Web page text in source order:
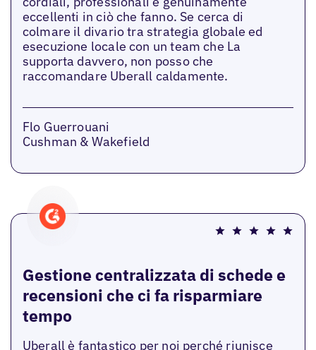
eccellenti in ciò che fanno. Se cerca di
colmare il divario tra strategia globale ed
esecuzione locale con un team che La
supporta davvero, non posso che
raccomandare Uberall caldamente.
Flo Guerrouani
Cushman & Wakefield
Gestione centralizzata di schede e
recensioni che ci fa risparmiare
tempo
Uberall è fantastico per noi perché riunisce